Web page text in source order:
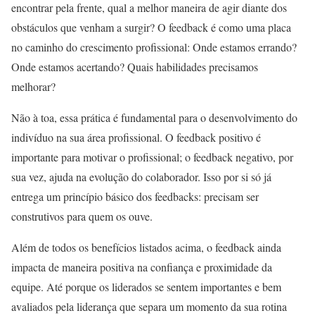
encontrar pela frente, qual a melhor maneira de agir diante dos
obstáculos que venham a surgir? O feedback é como uma placa
no caminho do crescimento profissional: Onde estamos errando?
Onde estamos acertando? Quais habilidades precisamos
melhorar?
Não à toa, essa prática é fundamental para o desenvolvimento do
indivíduo na sua área profissional. O feedback positivo é
importante para motivar o profissional; o feedback negativo, por
sua vez, ajuda na evolução do colaborador. Isso por si só já
entrega um princípio básico dos feedbacks: precisam ser
construtivos para quem os ouve.
Além de todos os benefícios listados acima, o feedback ainda
impacta de maneira positiva na confiança e proximidade da
equipe. Até porque os liderados se sentem importantes e bem
avaliados pela liderança que separa um momento da sua rotina